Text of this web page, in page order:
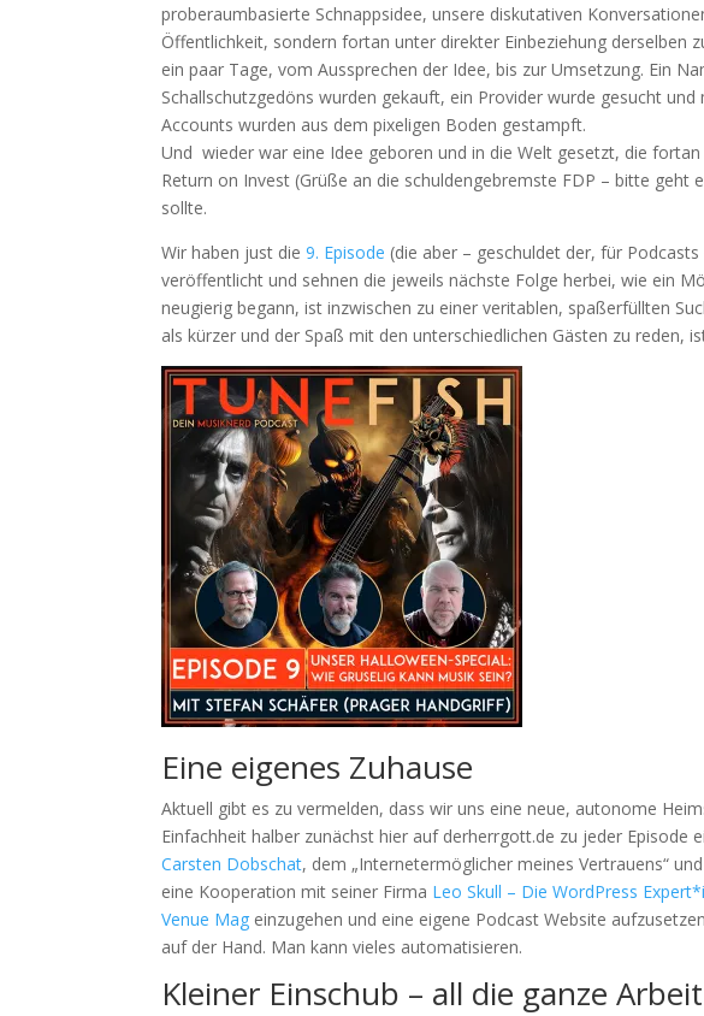
proberaumbasierte Schnappsidee, unsere diskutativen
Öffentlichkeit, sondern fortan unter direkter Einbeziehung derselben
ein paar Tage, vom Aussprechen der Idee, bis zur Umsetzung. Ein
Schallschutzgedöns wurden gekauft, ein Provider wurde gesucht
Accounts wurden aus dem pixeligen Boden gestampft.
Und wieder war eine Idee geboren und in die Welt gesetzt, die
Return on Invest (Grüße an die schuldengebremste FDP – bitte geht
sollte.
Wir haben just die9. Episode (die aber – geschuldet der, für
veröffentlicht und sehnen die jeweils nächste Folge herbei, wie ein
neugierig begann, ist inzwischen zu einer veritablen, spaßerfüllten
als kürzer und der Spaß mit den unterschiedlichen Gästen zu reden,
Eine eigenes Zuhause
Aktuell gibt es zu vermelden, dass wir uns eine neue, autonome
Einfachheit halber zunächst hier auf derherrgott.de zu jeder Episode
Carsten Dobschat, dem „Internetermöglicher meines Vertrauens“
eine Kooperation mit seiner Firma Leo Skull – Die WordPress
Venue Mag einzugehen und eine eigene Podcast Website
auf der Hand. Man kann vieles automatisieren.
Kleiner Einschub – all die ganze Arbeit